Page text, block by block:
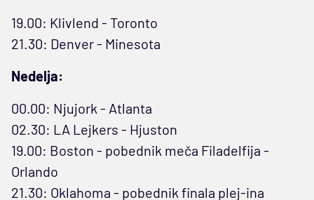
19.00: Klivlend - Toronto
21.30: Denver - Minesota
Nedelja:
00.00: Njujork - Atlanta
02.30: LA Lejkers - Hjuston
19.00: Boston - pobednik meča Filadelfija -
Orlando
21.30: Oklahoma - pobednik finala plej-ina